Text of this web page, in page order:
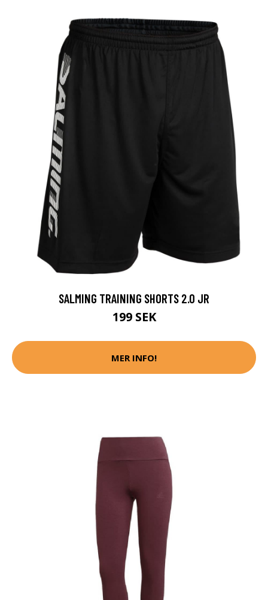
SALMING TRAINING SHORTS 2.0 JR
199 SEK
MER INFO!